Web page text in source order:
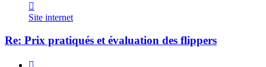
Leveeger
Site internet
Re: Prix pratiqués et évaluation des flippers